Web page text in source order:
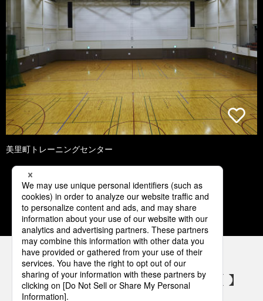
美里町トレーニングセンター
1 2 3 4 5
パナソニックの電気設備 SNSアカウント